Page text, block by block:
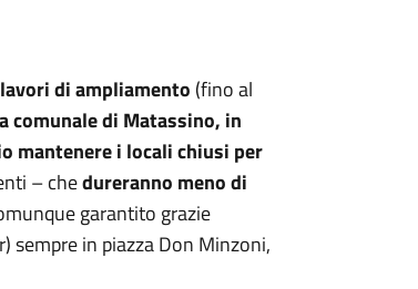
di ampliamento (fino al
comunale di Matassino, in
mantenere i locali chiusi per
– chedureranno meno di
garantito grazie
sempre in piazza Don Minzoni,